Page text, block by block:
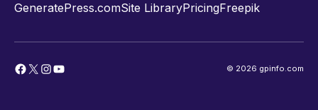
GeneratePress.comSite LibraryPricingFreepik
Facebook
X Instagram
YouTube © 2026 gpinfo.com